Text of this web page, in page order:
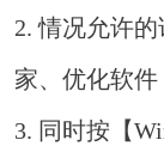
2. 情况允许
家、优化软件
3. 同时按【